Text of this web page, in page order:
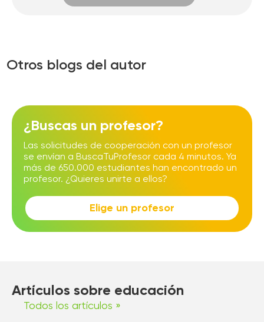
Otros blogs del autor
¿Buscas un profesor?
Las solicitudes de cooperación con un profesor
se envían a BuscaTuProfesor cada 4 minutos. Ya
más de 650.000 estudiantes han encontrado un
profesor. ¿Quieres unirte a ellos?
Elige un profesor
Artículos sobre educación
Todos los artículos »